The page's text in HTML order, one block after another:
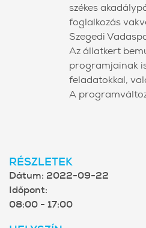
székes
foglalkozás
Szegedi
Az állatkert
programjainak
feladatokkal,
A
RÉSZLETEK
Dátum: 2022-09-22
Időpont:
08:00 - 17:00